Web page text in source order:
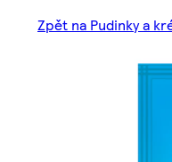
Zpět na Pudinky a